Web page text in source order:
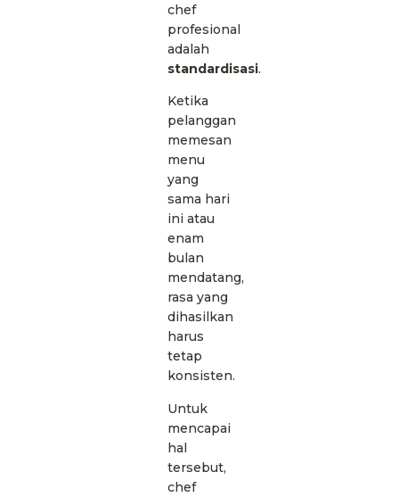
chef
profesional
adalah
standardisasi.
Ketika
pelanggan
memesan
menu
yang
sama hari
ini atau
enam
bulan
mendatang,
rasa yang
dihasilkan
harus
tetap
konsisten.
Untuk
mencapai
hal
tersebut,
chef